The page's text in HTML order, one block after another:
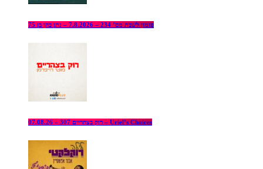
פזמון לשבת מס’ 234 – 7.8.2026 – נתן כהן בן 75
רוק בצהריים 307 – 07.08.26 – Uriel’s Choices